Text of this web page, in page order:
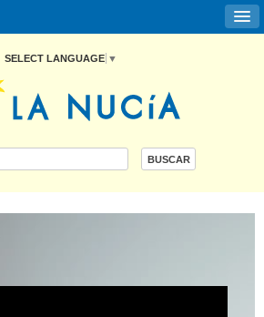
SELECT LANGUAGE ▼